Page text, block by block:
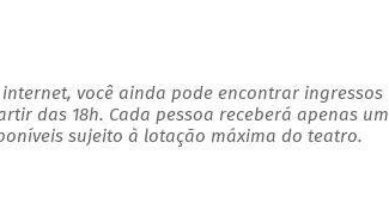
você ainda pode encontrar ingressos
das 18h. Cada pessoa receberá apenas um
sujeito à lotação máxima do teatro.